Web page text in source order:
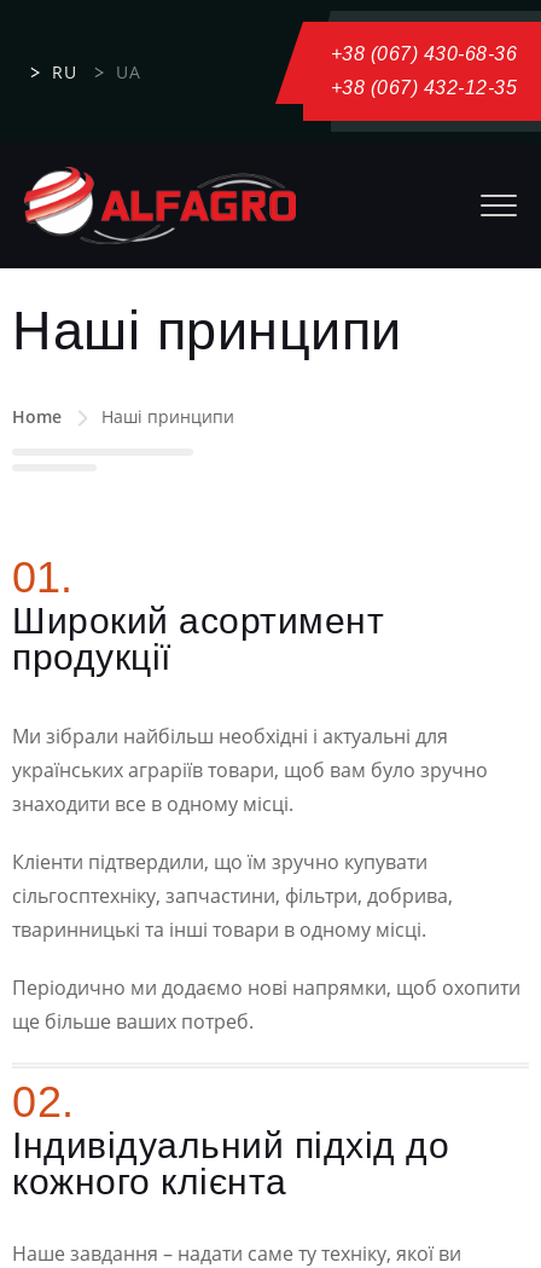
RU UA
+38 (067) 430-68-36
+38 (067) 432-12-35
Наші принципи
Home Наші принципи
01.
Широкий асортимент
продукції
Ми зібрали найбільш необхідні і актуальні для
українських аграріїв товари, щоб вам було зручно
знаходити все в одному місці.
Кліенти підтвердили, що їм зручно купувати
сільгосптехніку, запчастини, фільтри, добрива,
тваринницькі та інші товари в одному місці.
Періодично ми додаємо нові напрямки, щоб охопити
ще більше ваших потреб.
02.
Індивідуальний підхід до
кожного клієнта
Наше завдання – надати саме ту техніку, якої ви